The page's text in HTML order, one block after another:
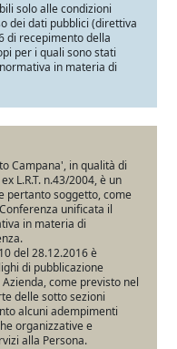
solo alle condizioni
dei dati pubblici (direttiva
di recepimento della
per i quali sono stati
in materia di
Campana', in qualità di
L.R.T. n.43/2004, è un
pertanto soggetto, come
unificata il
in materia di
del 28.12.2016 è
di pubblicazione
come previsto nel
delle sotto sezioni
alcuni adempimenti
organizzative e
alla Persona.